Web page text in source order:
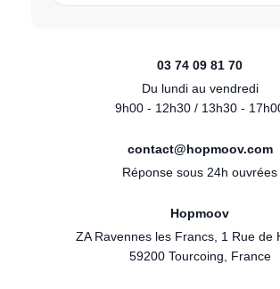
03 74 09 81 70
Du lundi au vendredi
9h00 - 12h30 / 13h30 -
contact@hopmoov.com
Réponse sous 24h ouvrées
Hopmoov
ZA Ravennes les Francs, 1 Rue de
59200 Tourcoing, France